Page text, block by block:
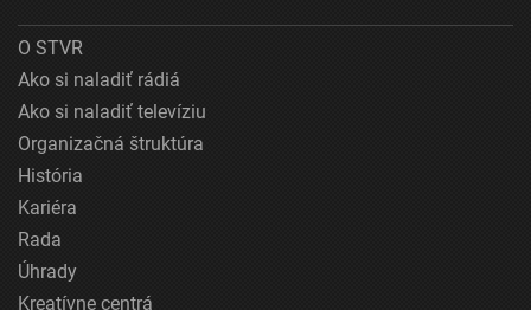
O STVR
Ako si naladiť rádiá
Ako si naladiť televíziu
Organizačná štruktúra
História
Kariéra
Rada
Úhrady
Kreatívne centrá